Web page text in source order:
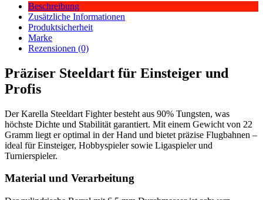
Beschreibung
Zusätzliche Informationen
Produktsicherheit
Marke
Rezensionen (0)
Präziser Steeldart für Einsteiger und
Profis
Der Karella Steeldart Fighter besteht aus 90% Tungsten, was
höchste Dichte und Stabilität garantiert. Mit einem Gewicht von 22
Gramm liegt er optimal in der Hand und bietet präzise Flugbahnen –
ideal für Einsteiger, Hobbyspieler sowie Ligaspieler und
Turnierspieler.
Material und Verarbeitung